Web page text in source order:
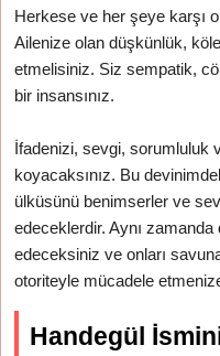
Herkese ve her şeye karşı
Ailenize olan düşkünlük,
etmelisiniz. Siz sempatik,
bir insansınız.
İfadenizi, sevgi, sorumluluk
koyacaksınız. Bu
ülküsünü benimserler ve
edeceklerdir. Aynı
edeceksiniz ve onları
otoriteyle mücadele
Handegül